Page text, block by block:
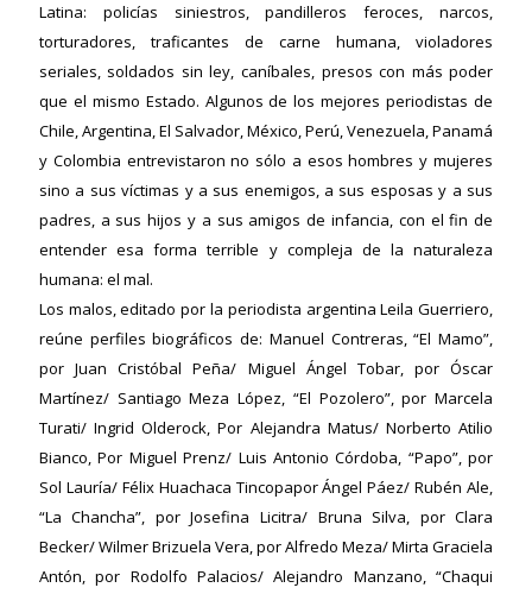
Latina: policías siniestros, pandilleros feroces, narcos,
torturadores, traficantes de carne humana, violadores
seriales, soldados sin ley, caníbales, presos con más poder
que el mismo Estado. Algunos de los mejores periodistas de
Chile, Argentina, El Salvador, México, Perú, Venezuela, Panamá
y Colombia entrevistaron no sólo a esos hombres y mujeres
sino a sus víctimas y a sus enemigos, a sus esposas y a sus
padres, a sus hijos y a sus amigos de infancia, con el fin de
entender esa forma terrible y compleja de la naturaleza
humana: el mal.
Los malos, editado por la periodista argentina Leila Guerriero,
reúne perfiles biográficos de: Manuel Contreras, “El Mamo”,
por Juan Cristóbal Peña/ Miguel Ángel Tobar, por Óscar
Martínez/ Santiago Meza López, “El Pozolero”, por Marcela
Turati/ Ingrid Olderock, Por Alejandra Matus/ Norberto Atilio
Bianco, Por Miguel Prenz/ Luis Antonio Córdoba, “Papo”, por
Sol Lauría/ Félix Huachaca Tincopapor Ángel Páez/ Rubén Ale,
“La Chancha”, por Josefina Licitra/ Bruna Silva, por Clara
Becker/ Wilmer Brizuela Vera, por Alfredo Meza/ Mirta Graciela
Antón, por Rodolfo Palacios/ Alejandro Manzano, “Chaqui